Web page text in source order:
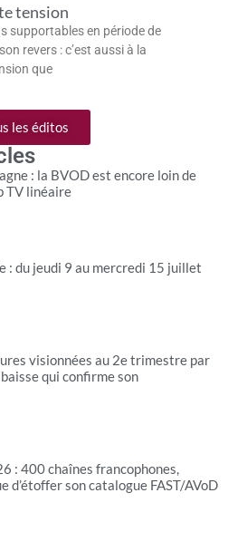
tension
supportables en période de
revers : c’est aussi à la
que
les éditos
: la BVOD est encore loin de
TV linéaire
: du jeudi 9 au mercredi 15 juillet
visionnées au 2e trimestre par
qui confirme son
: 400 chaînes francophones,
d’étoffer son catalogue FAST/AVoD